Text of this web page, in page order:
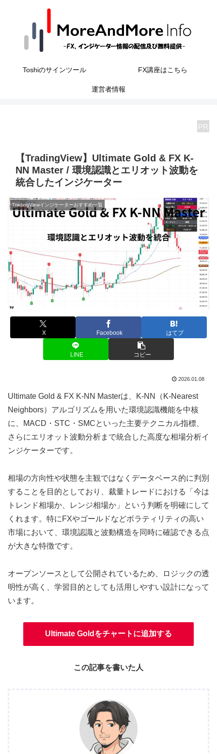
Toshiのサインツール FX講座はこちら
運営者情報
PR
【TradingView】Ultimate Gold & FX K-
NN Master / 環境認識とエリオット波動を
統合したインジケーター
TradingViewインジケーターおすすめ一覧
X Facebook はてブ
LINE コピー
2026.01.08
Ultimate Gold & FX K-NN Masterは、K-NN（K-Nearest
Neighbors）アルゴリズムを用いた環境認識機能を中核
に、MACD・STC・SMCといった主要テクニカル指標、
さらにエリオット波動分析まで統合した高度な相場分析イ
ンジケーターです。
相場の方向性や状態を主観ではなくデータベース的に判別
することを目的としており、裁量トレードにおける「今は
トレンド相場か、レンジ相場か」という判断を明確にして
くれます。特にFXやゴールドなどボラティリティの高い
市場において、環境認識と波動構造を同時に確認できる点
が大きな特徴です。
オープンソースとして公開されているため、ロジックの透
明性が高く、学習目的としても活用しやすい設計になって
います。
Ultimate Goldをチャートに追加する
この記事を書いた人